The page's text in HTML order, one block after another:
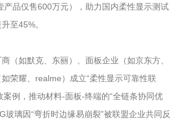
产品仅售600万元），助力国内柔性显示测试
至45%。
（如默克、东丽）、面板企业（如京东方、
荣耀、realme）成立“柔性显示可靠性联
案例，推动材料-面板-终端的“全链条协同优
玻璃因“弯折时边缘易崩裂”被联盟企业共同反